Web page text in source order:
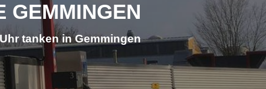
GEMMINGEN
tanken in Gemmingen